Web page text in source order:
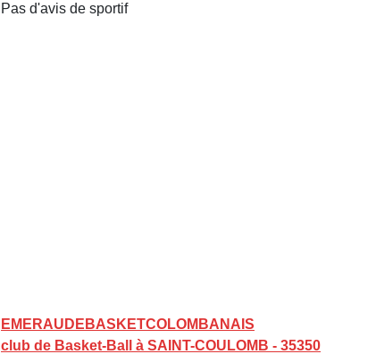
Pas d'avis de sportif
EMERAUDEBASKETCOLOMBANAIS
club de Basket-Ball à SAINT-COULOMB - 35350